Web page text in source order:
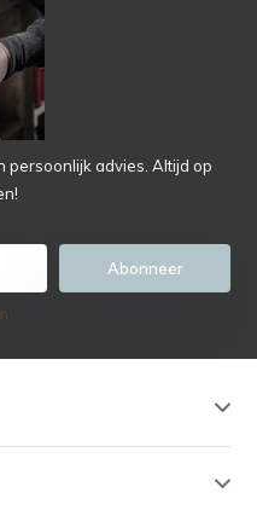
persoonlijk advies. Altijd op
Abonneer